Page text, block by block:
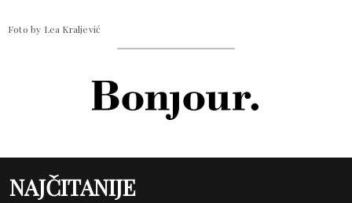
Foto by Lea Kraljević
NAJČITANIJE